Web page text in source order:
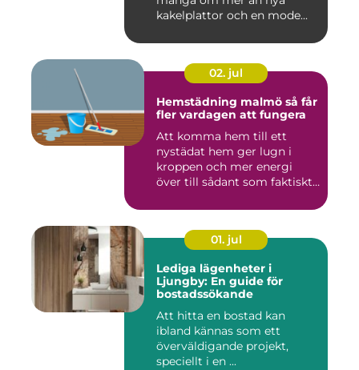
kakelplattor och en mode...
02. jul
Hemstädning malmö så får
fler vardagen att fungera
Att komma hem till ett
nystädat hem ger lugn i
kroppen och mer energi
över till sådant som faktiskt
01. jul
Lediga lägenheter i
Ljungby: En guide för
bostadssökande
Att hitta en bostad kan
ibland kännas som ett
överväldigande projekt,
speciellt i en ...